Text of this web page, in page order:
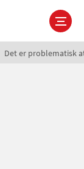
Det er problematisk